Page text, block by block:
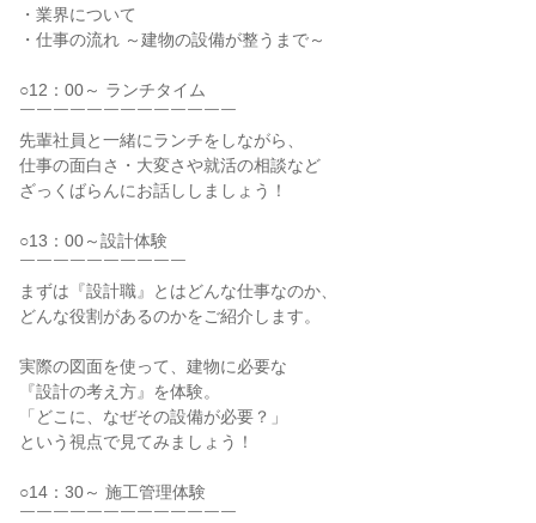
・業界について
・仕事の流れ ～建物の設備が整うまで～
○12：00～ ランチタイム
￣￣￣￣￣￣￣￣￣￣￣￣￣
先輩社員と一緒にランチをしながら、
仕事の面白さ・大変さや就活の相談など
ざっくばらんにお話ししましょう！
○13：00～設計体験
￣￣￣￣￣￣￣￣￣￣
まずは『設計職』とはどんな仕事なのか、
どんな役割があるのかをご紹介します。
実際の図面を使って、建物に必要な
『設計の考え方』を体験。
「どこに、なぜその設備が必要？」
という視点で見てみましょう！
○14：30～ 施工管理体験
￣￣￣￣￣￣￣￣￣￣￣￣￣